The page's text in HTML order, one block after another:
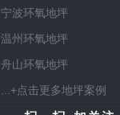
宁波环氧地坪
温州环氧地坪
舟山环氧地坪
...+点击更多地坪案例